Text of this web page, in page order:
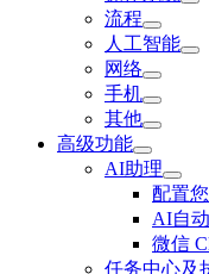
流程
人工智能
网络
手机
其他
高级功能
AI助理
配置
AI自
微信
任务中心及